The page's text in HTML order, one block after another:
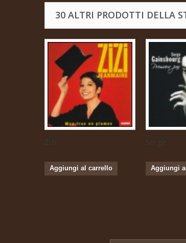
30 ALTRI PRODOTTI DELLA
Zizi...
Aggiungi al carrello
Serge...
Aggiungi